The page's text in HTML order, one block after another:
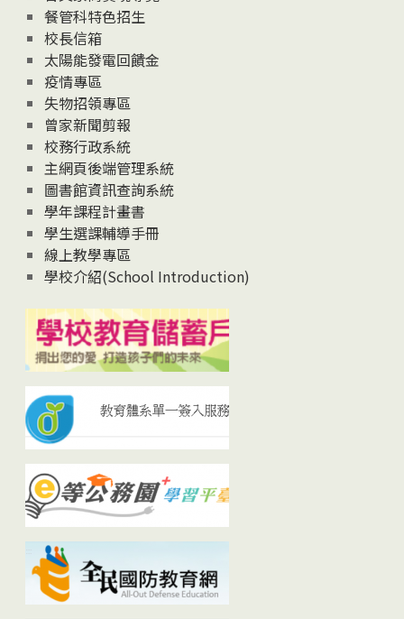
News餐管科特色招生
校長信箱
太陽能發電回饋金
疫情專區
失物招領專區
曾家新聞剪報
校務行政系統
主網頁後端管理系統
圖書館資訊查詢系統
學年課程計畫書
學生選課輔導手冊
線上教學專區
學校介紹(School Introduction)